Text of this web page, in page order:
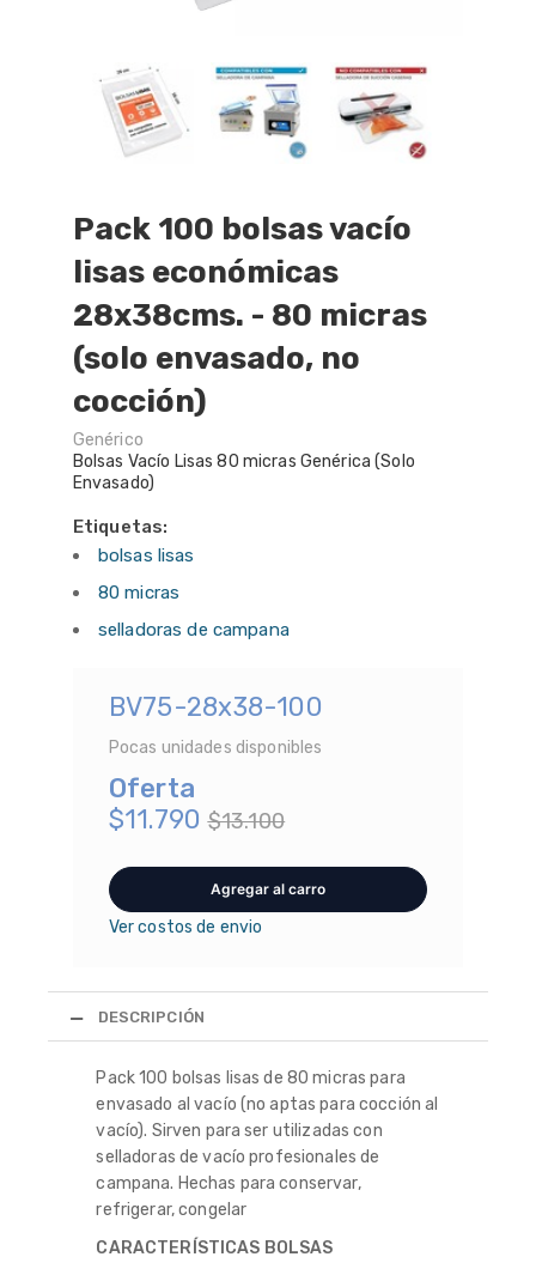
Pack 100 bolsas vacío
lisas económicas
28x38cms. - 80 micras
(solo envasado, no
cocción)
Genérico
Bolsas Vacío Lisas 80 micras Genérica (Solo
Envasado)
Etiquetas:
bolsas lisas
80 micras
selladoras de campana
BV75-28x38-100
Pocas unidades disponibles
Oferta
$11.790 $13.100
Ver costos de envio
DESCRIPCIÓN
Pack 100 bolsas lisas de 80 micras para
envasado al vacío (no aptas para cocción al
vacío). Sirven para ser utilizadas con
selladoras de vacío profesionales de
campana. Hechas para conservar,
refrigerar, congelar
CARACTERÍSTICAS BOLSAS